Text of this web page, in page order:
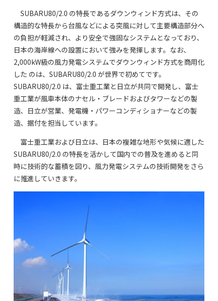
SUBARU80/2.0 の特長であるダウンウィンド方式は、その
構造的な特長から台風などによる突風に対して主要構造部分へ
の負担が軽減され、より安全で強固なシステムとなっており、
日本の海岸線への設置において強みを発揮します。なお、
2,000kW級の風力発電システムでダウンウィンド方式を商用化
した のは、SUBARU80/2.0 が世界で初めてです。
SUBARU80/2.0 は、富士重工業と日立が共同で開発し、富士
重工業が風車本体のナセル・ブレードおよびタワーなどの製
造、日立が営業、発電機・パワーコンディショナーなどの製
造、据付を担当しています。
富士重工業および日立は、日本の複雑な地形や気候に適した
SUBARU80/2.0 の特長を活かして国内での普及を進めると同
時に技術的な蓄積を図り、風力発電システムの技術開発をさら
に推進していきます。